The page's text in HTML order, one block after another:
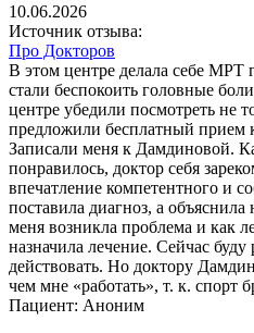
10.06.2026
Источник отзыва:
Про Докторов
В этом центре делала себе МРТ
стали беспокоить головные
центре убедили посмотреть не
предложили бесплатный прием
Записали меня к Дамдиновой.
понравилось, доктор себя
впечатление компетентного и
поставила диагноз, а
меня возникла проблема и как
назначила лечение. Сейчас
действовать. Но доктору
чем мне «работать», т. к. спорт
Пациент: Аноним